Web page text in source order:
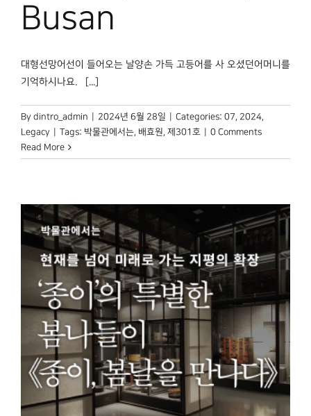
Busan
대형선망어선이 들어오는 날양손 가득 고등어를 사 오셨던어머니를
기억하시나요. [...]
By dintro_admin 2024년 6월 28일 Categories: 07, 2024,
Legacy
Tags: 박물관에서는, 배효원, 제301호
0 Comments
Read More